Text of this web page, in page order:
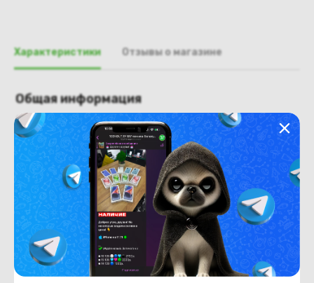
Характеристики Отзывы о магазине
Общая информация
Производитель
HP
Тип товара
Крышка матрицы
Состояние
Недостатки
состояние ,запрос фото
уточнять у менеджеров
Состояние
Внешний вид
состояние ,запрос фото
уточнять у менеджеров